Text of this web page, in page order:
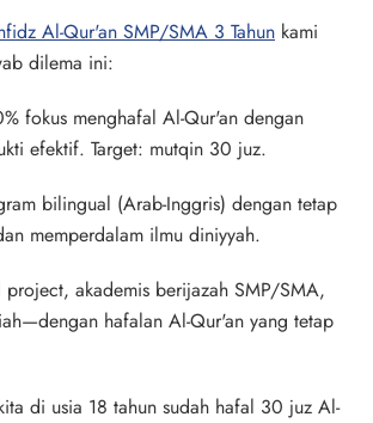
Al-Qur'an SMP/SMA 3 Tahun kami
dilema ini:
fokus menghafal Al-Qur'an dengan
efektif. Target: mutqin 30 juz.
bilingual (Arab-Inggris) dengan tetap
memperdalam ilmu diniyyah.
project, akademis berijazah SMP/SMA,
hafalan Al-Qur'an yang tetap
di usia 18 tahun sudah hafal 30 juz Al-